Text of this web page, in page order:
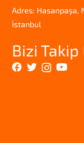
Adres: Hasanpaşa,
İstanbul
Bizi Takip